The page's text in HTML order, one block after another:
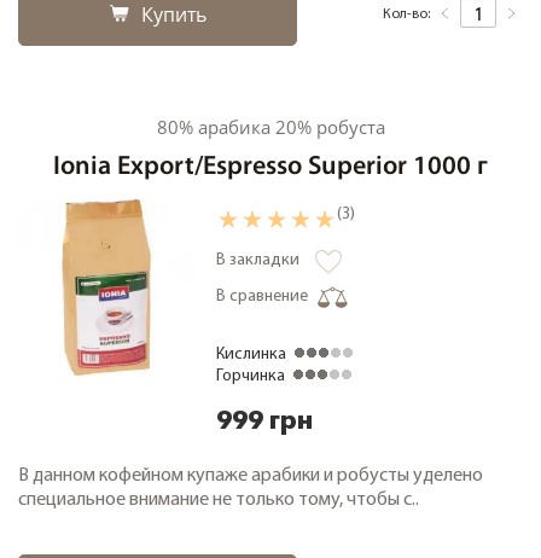
Купить Кол-во:
80% арабика 20% робуста
Ionia Export/Espresso Superior 1000 г
(3)
В закладки
В сравнение
Кислинка
Горчинка
999 грн
В данном кофейном купаже арабики и робусты уделено
специальное внимание не только тому, чтобы с..